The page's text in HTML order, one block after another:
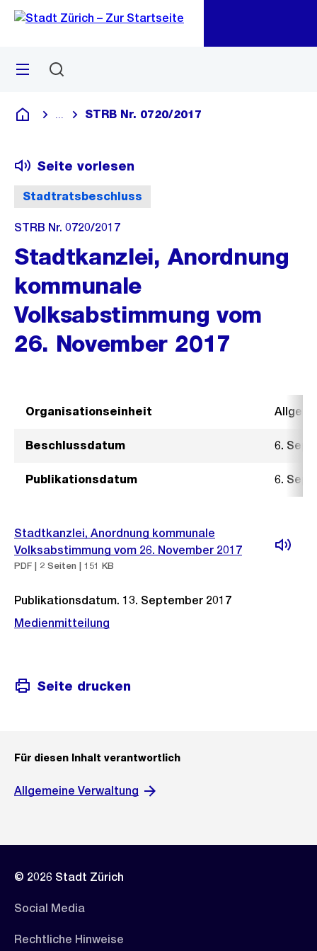
Navigation
Sprunglink
Menü
Deutsch
Blende alle Breadcrumbs ein
STRB Nr. 0720/2017
Stadtratsbeschluss
Seite vorlesen
STRB Nr. 0720/2017
Stadtkanzlei, Anordnung
kommunale
Volksabstimmung vom
26. November 2017
Organisationseinheit
Beschlussdatum 6.
Publikationsdatum 6.
Stadtkanzlei, Anordnung kommunale
Volksabstimmung vom 26. November 2017
PDF | 2 Seiten | 151 KB
Publikationsdatum. 13. September 2017
Medienmitteilung
Seite drucken
Für diesen Inhalt verantwortlich
Allgemeine Verwaltung
© 2026 Stadt Zürich
Social Media
Rechtliche Hinweise